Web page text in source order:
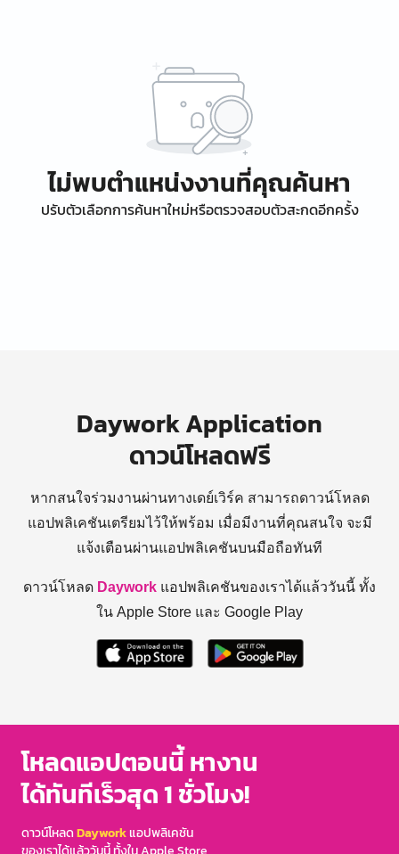
ไม่พบตำแหน่งงานที่คุณค้นหา
ปรับตัวเลือกการค้นหาใหม่หรือตรวจสอบตัวสะกดอีกครั้ง
Daywork Application
ดาวน์โหลดฟรี
หากสนใจร่วมงานผ่านทางเดย์เวิร์ค สามารถดาวน์โหลด
แอปพลิเคชันเตรียมไว้ให้พร้อม เมื่อมีงานที่คุณสนใจ จะมี
แจ้งเตือนผ่านแอปพลิเคชันบนมือถือทันที
ดาวน์โหลด Daywork แอปพลิเคชันของเราได้แล้ววันนี้ ทั้ง
ใน Apple Store และ Google Play
โหลดแอปตอนนี้ หางาน
ได้ทันทีเร็วสุด 1 ชั่วโมง!
ดาวน์โหลดDayworkแอปพลิเคชัน